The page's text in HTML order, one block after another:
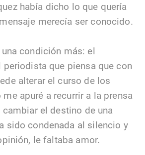
había dicho lo que quería
merecía ser conocido.
condición más: el
que piensa que con
alterar el curso de los
apuré a recurrir a la prensa
el destino de una
sido condenada al silencio y
le faltaba amor.